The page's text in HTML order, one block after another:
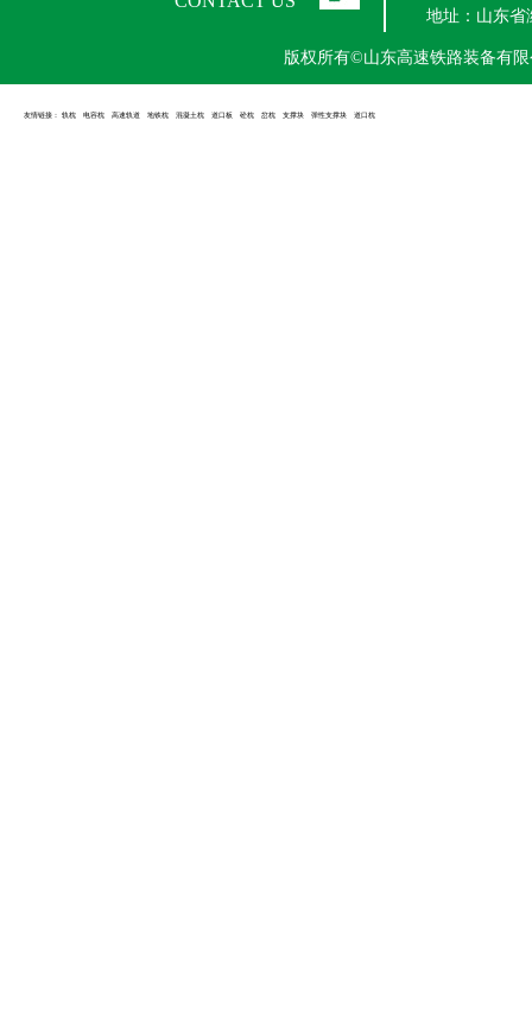
地址：山东省
版权所有©山东高速铁路装备
友情链接： 轨枕 电容枕 高速轨道 地铁枕 混凝土枕 道口板 砼枕 岔枕 支撑块 弹性支撑块 道口枕